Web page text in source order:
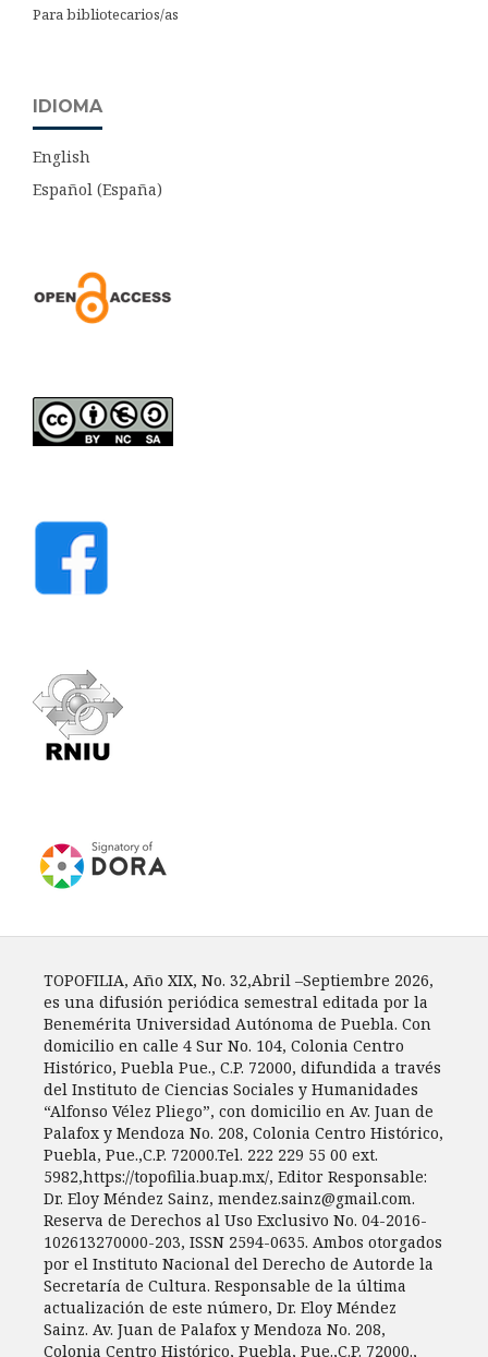
Para bibliotecarios/as
IDIOMA
English
Español (España)
TOPOFILIA, Año XIX, No. 32,Abril –Septiembre 2026,
es una difusión periódica semestral editada por la
Benemérita Universidad Autónoma de Puebla. Con
domicilio en calle 4 Sur No. 104, Colonia Centro
Histórico, Puebla Pue., C.P. 72000, difundida a través
del Instituto de Ciencias Sociales y Humanidades
“Alfonso Vélez Pliego”, con domicilio en Av. Juan de
Palafox y Mendoza No. 208, Colonia Centro Histórico,
Puebla, Pue.,C.P. 72000.Tel. 222 229 55 00 ext.
5982,https://topofilia.buap.mx/, Editor Responsable:
Dr. Eloy Méndez Sainz, mendez.sainz@gmail.com.
Reserva de Derechos al Uso Exclusivo No. 04-2016-
102613270000-203, ISSN 2594-0635. Ambos otorgados
por el Instituto Nacional del Derecho de Autorde la
Secretaría de Cultura. Responsable de la última
actualización de este número, Dr. Eloy Méndez
Sainz. Av. Juan de Palafox y Mendoza No. 208,
Colonia Centro Histórico, Puebla, Pue.,C.P. 72000.,